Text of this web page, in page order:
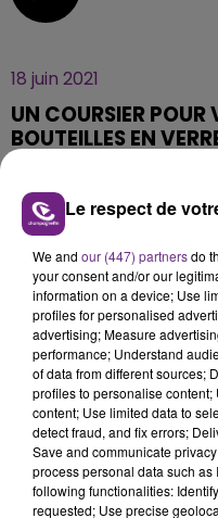
18 juin 2021
UN COURSIER POUR
BOUTEILLES EN
Chaque jour la
propose un ZOOM sur
avec les
région.
TITRES
Le respect de
We and our (447) partnersdo
your consent and/or our
information on a device; Use
profiles for personalised
advertising; Measure
performance; Understand
of data from different sources;
profiles to personalise
content; Use limited data to
detect fraud, and fix errors;
Save and communicate
process personal data such
following functionalities:
requested; Use precise